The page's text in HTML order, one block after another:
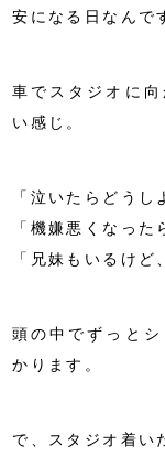
安になる日なんで
車でスタジオに
い感じ。
「泣いたらどうし
「機嫌悪くなった
「兄妹もいるけど
頭の中でずっと
かります。
で、スタジオ着い